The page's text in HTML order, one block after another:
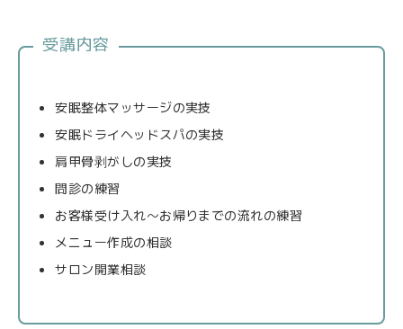
受講内容
安眠整体マッサージの実技
安眠ドライヘッドスパの実技
肩甲骨剥がしの実技
問診の練習
お客様受け入れ～お帰りまでの流れの練習
メニュー作成の相談
サロン開業相談